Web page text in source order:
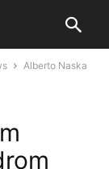
Alberto Naska